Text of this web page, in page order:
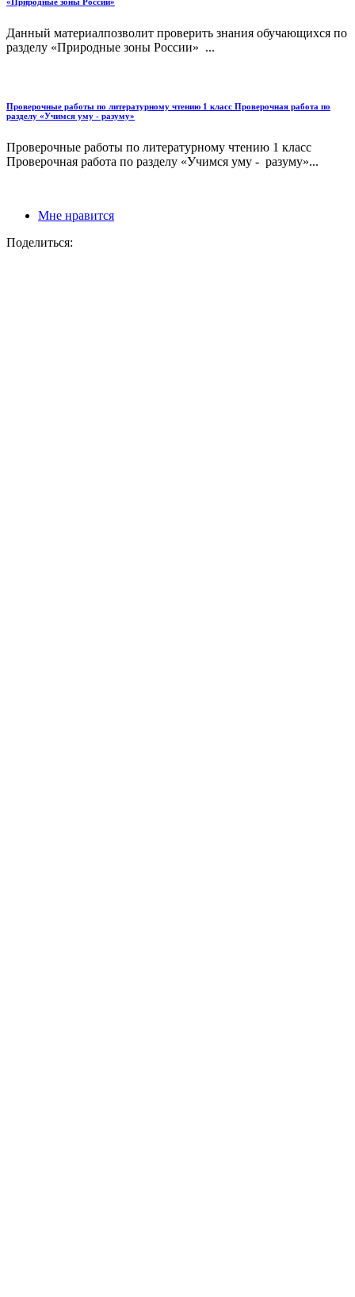
Данный материалпозволит проверить знания обучающихся по
разделу «Природные зоны России» ...
Проверочные работы по литературному чтению 1 класс Проверочная работа по
разделу «Учимся уму - разуму»
Проверочные работы по литературному чтению 1 класс
Проверочная работа по разделу «Учимся уму - разуму»...
Мне нравится
Поделиться: